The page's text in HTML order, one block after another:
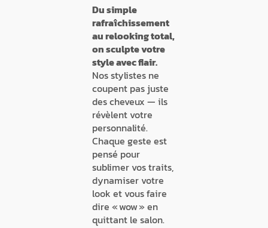
Du simple
rafraîchissement
au relooking total,
on sculpte votre
style avec flair.
Nos stylistes ne
coupent pas juste
des cheveux — ils
révèlent votre
personnalité.
Chaque geste est
pensé pour
sublimer vos traits,
dynamiser votre
look et vous faire
dire « wow » en
quittant le salon.